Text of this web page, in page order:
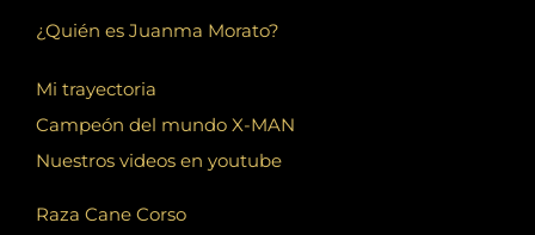
¿Quién es Juanma Morato?
Mi trayectoria
Campeón del mundo X-MAN
Nuestros videos en youtube
Raza Cane Corso